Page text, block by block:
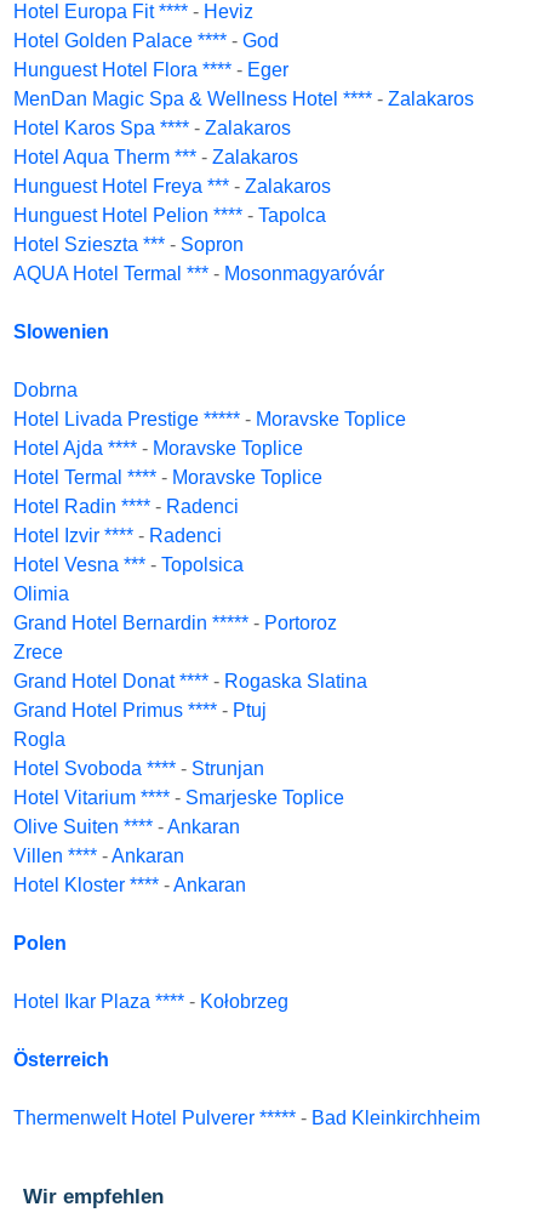
Hotel Europa Fit **** - Heviz
Hotel Golden Palace **** - God
Hunguest Hotel Flora **** - Eger
MenDan Magic Spa & Wellness Hotel **** - Zalakaros
Hotel Karos Spa **** - Zalakaros
Hotel Aqua Therm *** - Zalakaros
Hunguest Hotel Freya *** - Zalakaros
Hunguest Hotel Pelion **** - Tapolca
Hotel Szieszta *** - Sopron
AQUA Hotel Termal *** - Mosonmagyaróvár
Slowenien
Dobrna
Hotel Livada Prestige ***** - Moravske Toplice
Hotel Ajda **** - Moravske Toplice
Hotel Termal **** - Moravske Toplice
Hotel Radin **** - Radenci
Hotel Izvir **** - Radenci
Hotel Vesna *** - Topolsica
Olimia
Grand Hotel Bernardin ***** - Portoroz
Zrece
Grand Hotel Donat **** - Rogaska Slatina
Grand Hotel Primus **** - Ptuj
Rogla
Hotel Svoboda **** - Strunjan
Hotel Vitarium **** - Smarjeske Toplice
Olive Suiten **** -Ankaran
Villen **** -Ankaran
Hotel Kloster **** -Ankaran
Polen
Hotel Ikar Plaza **** - Kołobrzeg
Österreich
Thermenwelt Hotel Pulverer ***** - Bad Kleinkirchheim
Wir empfehlen